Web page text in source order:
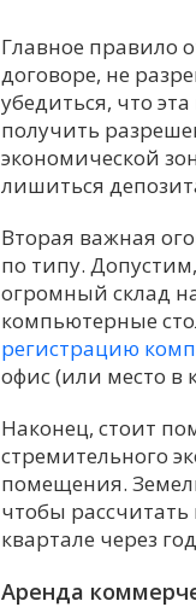
Главное правило
договоре, не
убедиться, что
получить
экономической
лишиться
Вторая важная
по типу.
огромный склад
компьютерные
регистрацию
офис (или место в
Наконец, стоит
стремительного
помещения.
чтобы
квартале через
Аренда